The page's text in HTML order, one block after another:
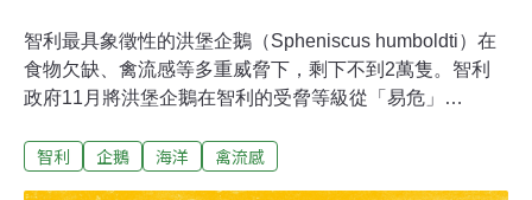
智利最具象徵性的洪堡企鵝（Spheniscus humboldti）在
食物欠缺、禽流感等多重威脅下，剩下不到2萬隻。智利
政府11月將洪堡企鵝在智利的受脅等級從「易危」
機。 數量銳減陷N重危機洪堡企鵝得名自德國自然科學家
智利 企鵝 海洋 禽流感